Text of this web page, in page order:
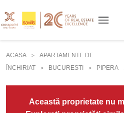
ACASA >
APARTAMENTE DE
ÎNCHIRIAT
> BUCURESTI > PIPERA
Această proprietate nu